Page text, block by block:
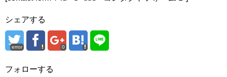
シェアする
error 0
フォローする